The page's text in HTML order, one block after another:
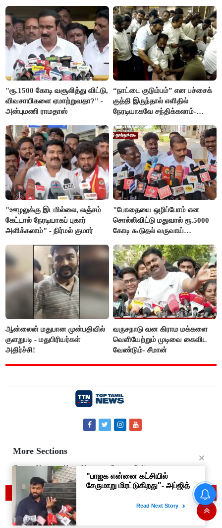
"ரூ.1500 கோடி வசூலித்து விட்டு,
விவசாயிகளை ஏமாற்றுவதா?'' -
அன்புமணி ராமதாஸ்
“நாட்டை குடும்பம்” என பச்சைக்
குத்தி இருந்தால் எளிதில்
நேரடியாகவே சந்திக்கலாம்-
"ஊழலுக்கு இடமில்லை, லஞ்சம்
கேட்டால் நேரடியாகப் புகார்
அளிக்கலாம்" - நிர்மல் குமார்
"போதையை ஒழிப்போம் என
சொல்லிவிட்டு மதுவால் ரூ.5000
கோடி கூடுதல் வருவாய்
மார்க்கண்டேயன்
ஆன்லைன் மதுபான முன்பதிவில்
குளறுபடி - மதுபிரியர்கள்
அதிர்ச்சி!
வருசநாடு வன கிராம மக்களை
வெளியேற்றும் முடிவை கைவிட
வேண்டும்- சீமான்
More Sections
Contact Us About Us Privacy Policy